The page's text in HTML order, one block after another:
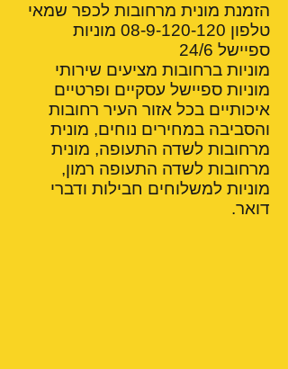
הזמנת מונית מרחובות לכפר שמאי
טלפון 08-9-120-120 מוניות
ספיישל 24/6
מוניות ברחובות מציעים שירותי
מוניות ספיישל עסקיים ופרטיים
איכותיים בכל אזור העיר רחובות
והסביבה במחירים נוחים, מונית
מרחובות לשדה התעופה, מונית
מרחובות לשדה התעופה רמון,
מוניות למשלוחים חבילות ודברי
דואר.